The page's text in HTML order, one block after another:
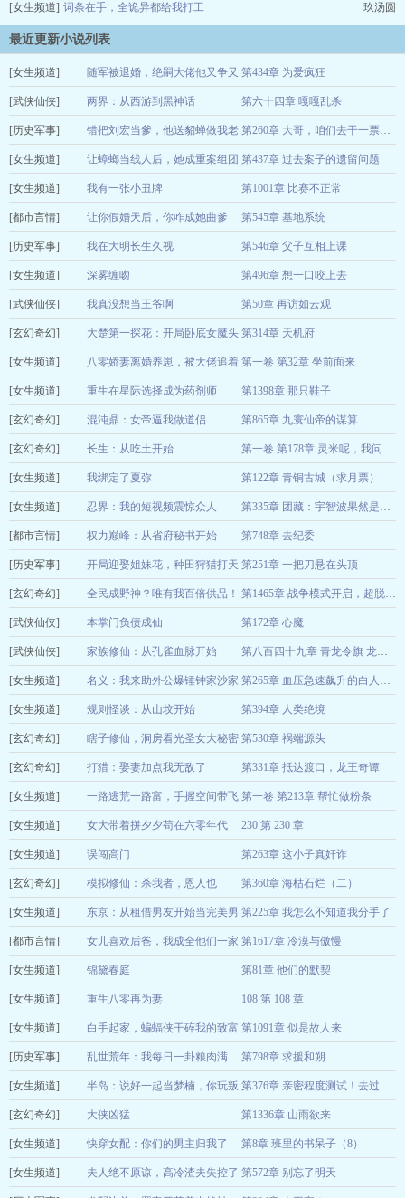
[女生频道] 词条在手，全诡异都给我打工 玖汤圆
最近更新小说列表
[女生频道] 随军被退婚，绝嗣大佬他又争又
抢
第434章 为爱疯狂
尤然
[武侠仙侠] 两界：从西游到黑神话 第六十四章 嘎嘎乱杀
神秘道人 08-08
[历史军事] 错把刘宏当爹，他送貂蝉做我老
婆
第260章 大哥，咱们去干一票大的
吾名张飞 08-08
[女生频道] 让蟑螂当线人后，她成重案组团
宠
第437章 过去案子的遗留问题
芝士土豆饼
[女生频道] 我有一张小丑牌 第1001章 比赛不正常
蔚蓝公司
[都市言情] 让你假婚天后，你咋成她曲爹
了？
第545章 基地系统
芬达鸡翅
[历史军事] 我在大明长生久视 第546章 父子互相上课
青红
[女生频道] 深雾缠吻 第496章 想一口咬上去
三季虫
[武侠仙侠] 我真没想当王爷啊 第50章 再访如云观
溜达的长刀
[玄幻奇幻] 大楚第一探花：开局卧底女魔头 第314章 天机府
六如和尚
[女生频道] 八零娇妻离婚养崽，被大佬追着
生三胎
第一卷 第32章 坐前面来
若小白
[女生频道] 重生在星际选择成为药剂师 第1398章 那只鞋子
长尾兔子
[玄幻奇幻] 混沌鼎：女帝逼我做道侣 第865章 九寰仙帝的谋算
潇潇凉公子 08-08
[玄幻奇幻] 长生：从吃土开始 第一卷 第178章 灵米呢，我问你灵米呢？
鱼在瓶里 08-08
[女生频道] 我绑定了夏弥 第122章 青铜古城（求月票）
鸭嘴兽不考虑灭
绝
08-08
[女生频道] 忍界：我的短视频震惊众人 第335章 团藏：宇智波果然是天生邪恶的一族
太子殿的永恩
[都市言情] 权力巅峰：从省府秘书开始 第748章 去纪委
我叫江流儿
[历史军事] 开局迎娶姐妹花，种田狩猎打天
下！
第251章 一把刀悬在头顶
苦海有花 08-08
[玄幻奇幻] 全民成野神？唯有我百倍供品！ 第1465章 战争模式开启，超脱者撑开类天地之门
风雪不能压我
[武侠仙侠] 本掌门负债成仙 第172章 心魔
正月初四 08-08
[武侠仙侠] 家族修仙：从孔雀血脉开始 第八百四十九章 青龙令旗 龙血晶（求订阅）
晨沧 08-08
[女生频道] 名义：我来助外公爆锤钟家沙家 第265章 血压急速飙升的白人指挥官
随波而去
[女生频道] 规则怪谈：从山坟开始 第394章 人类绝境
谒始
[玄幻奇幻] 瞎子修仙，洞房看光圣女大秘密 第530章 祸端源头
真庸 08-08
[玄幻奇幻] 打猎：娶妻加点我无敌了 第331章 抵达渡口，龙王奇谭
白白白骑士
[女生频道] 一路逃荒一路富，手握空间带飞
全家
第一卷 第213章 帮忙做粉条
归柒
[女生频道] 女大带着拼夕夕苟在六零年代 230 第 230 章
九紫
[女生频道] 误闯高门 第263章 这小子真奸诈
金瑞儿
[玄幻奇幻] 模拟修仙：杀我者，恩人也 第360章 海枯石烂（二）
绿豆冰棍 08-08
[女生频道] 东京：从租借男友开始当完美男
神
第225章 我怎么不知道我分手了
圭寸笔
[都市言情] 女儿喜欢后爸，我成全他们一家
三口
第1617章 冷漠与傲慢
毛绒绒的小发卡
[女生频道] 锦黛春庭 第81章 他们的默契
宋时锦
[女生频道] 重生八零再为妻 108 第 108 章
老草吃嫩牛
[女生频道] 白手起家，蝙蝠侠干碎我的致富
梦
第1091章 似是故人来
火星咖啡
[历史军事] 乱世荒年：我每日一卦粮肉满
仓！
第798章 求援和朔
风起于渊 08-08
[女生频道] 半岛：说好一起当梦楠，你玩叛
变
第376章 亲密程度测试！去过他家的女人究竟有谁？（6k6求订阅月票）
旼旼是冬天
[玄幻奇幻] 大侠凶猛 第1336章 山雨欲来
李九意
[女生频道] 快穿女配：你们的男主归我了 第8章 班里的书呆子（8）
一只蛋挞呀呀
[女生频道] 夫人绝不原谅，高冷渣夫失控了 第572章 别忘了明天